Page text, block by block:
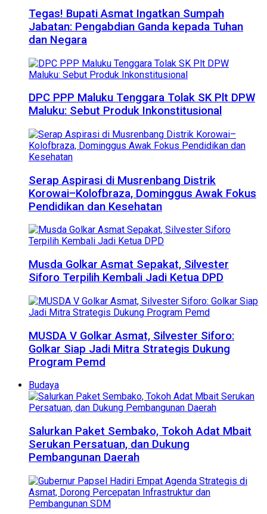
Tegas! Bupati Asmat Ingatkan Sumpah
Jabatan: Pengabdian Ganda kepada Tuhan
dan Negara
DPC PPP Maluku Tenggara Tolak SK Plt DPW
Maluku: Sebut Produk Inkonstitusional
Serap Aspirasi di Musrenbang Distrik
Korowai–Kolofbraza, Dominggus Awak Fokus
Pendidikan dan Kesehatan
Musda Golkar Asmat Sepakat, Silvester
Siforo Terpilih Kembali Jadi Ketua DPD
MUSDA V Golkar Asmat, Silvester Siforo:
Golkar Siap Jadi Mitra Strategis Dukung
Program Pemd
Budaya
Salurkan Paket Sembako, Tokoh Adat Mbait
Serukan Persatuan, dan Dukung
Pembangunan Daerah